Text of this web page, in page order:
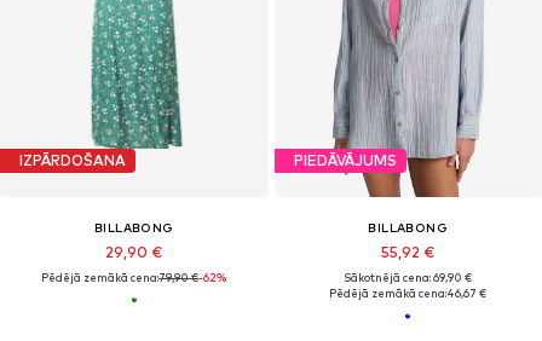
IZPĀRDOŠANA
BILLABONG
29,90 €
Pēdējā zemākā cena:79,90 €-62%
PIEDĀVĀJUMS
BILLABONG
55,92 €
Sākotnējā cena: 69,90 €
Pēdējā zemākā cena:46,67 €